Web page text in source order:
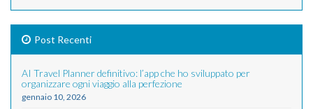
Post Recenti
AI Travel Planner definitivo: l’app che ho sviluppato per
organizzare ogni viaggio alla perfezione
gennaio 10, 2026